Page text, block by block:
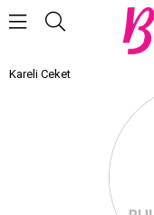
Kareli Ceket